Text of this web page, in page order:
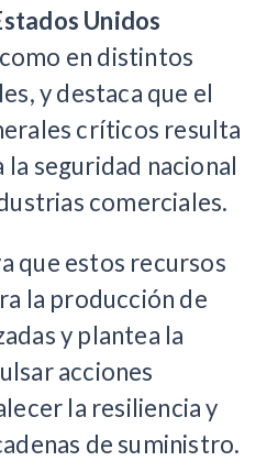
Unidos
como en distintos
y destaca que el
críticos resulta
seguridad nacional
comerciales.
que estos recursos
la producción de
y plantea la
acciones
la resiliencia y
de suministro.